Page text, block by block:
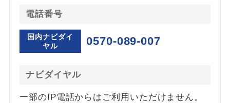
電話番号
国内ナビダイ
ヤル
0570-089-007
ナビダイヤル
一部のIP電話からはご利用いただけません。